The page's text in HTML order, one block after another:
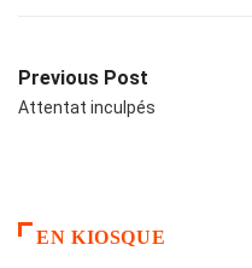
Previous Post
Attentat inculpés
EN KIOSQUE